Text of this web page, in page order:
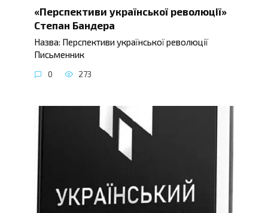
«Перспективи української революції»
Степан Бандера
Назва: Перспективи української революції
Письменник
0 273